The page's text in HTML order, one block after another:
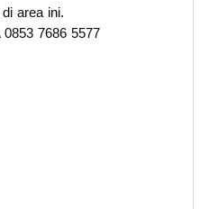
area ini.
7686 5577